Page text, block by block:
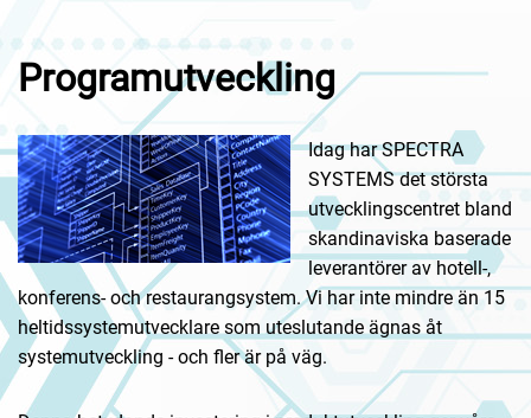
Programutveckling
Idag har SPECTRA
SYSTEMS det största
utvecklingscentret bland
skandinaviska baserade
leverantörer av hotell-,
konferens- och restaurangsystem. Vi har inte mindre än 15
heltidssystemutvecklare som uteslutande ägnas åt
systemutveckling - och fler är på väg.